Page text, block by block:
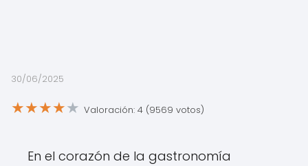
30/06/2025
★★★★★ Valoración: 4 (9569 votos)
En el corazón de la gastronomía